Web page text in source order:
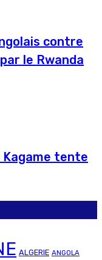
contre
le Rwanda
Kagame tente
ALGERIE ANGOLA